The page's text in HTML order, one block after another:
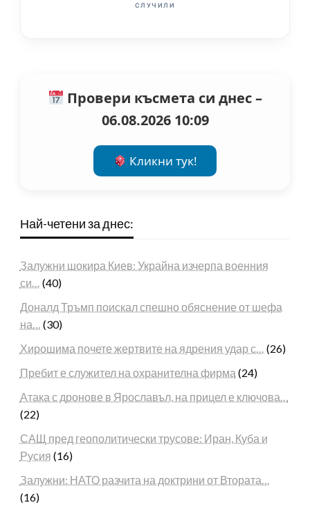
СЛУЧИЛИ
Провери късмета си днес –
06.08.2026 10:09
Кликни тук!
Най-четени за днес:
Залужни шокира Киев: Украйна изчерпа военния
си… (40)
Доналд Тръмп поискал спешно обяснение от шефа
на… (30)
Хирошима почете жертвите на ядрения удар с… (26)
Пребит е служител на охранителна фирма (24)
Атака с дронове в Ярославъл, на прицел е ключова…
(22)
САЩ пред геополитически трусове: Иран, Куба и
Русия (16)
Залужни: НАТО разчита на доктрини от Втората…
(16)